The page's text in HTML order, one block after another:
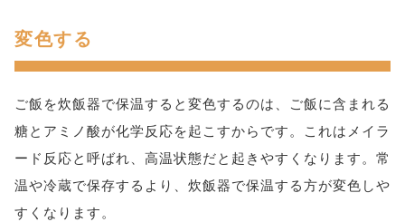
変色する
ご飯を炊飯器で保温すると変色するのは、ご飯に含まれる
糖とアミノ酸が化学反応を起こすからです。これはメイラ
ード反応と呼ばれ、高温状態だと起きやすくなります。常
温や冷蔵で保存するより、炊飯器で保温する方が変色しや
すくなります。